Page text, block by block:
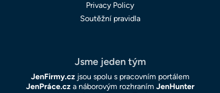
Privacy Policy
Soutěžní pravidla
Jsme jeden tým
JenFirmy.czjsou spolu s pracovním portálem
JenPráce.cza náborovým rozhraním JenHunter